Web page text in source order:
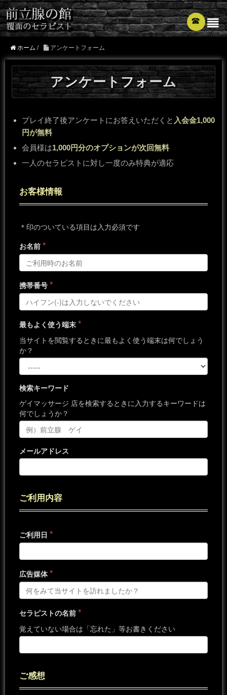
☎︎
ホーム / アンケートフォーム
アンケートフォーム
プレイ終了後アンケートにお答えいただくと 入会金1,000
円が無料
会員様は1,000円分のオプションが次回無料
一人のセラピストに対し一度のみ特典が適応
お客様情報
＊ 印のついている項目は入力必須です
お名前 *
携帯番号 *
最もよく使う端末 *
当サイトを閲覧するときに最もよく使う端末は何でしょう
か？
検索キーワード
ゲイマッサージ 店を検索するときに入力するキーワードは
何でしょうか？
メールアドレス
ご利用内容
ご利用日 *
広告媒体*
セラピストの名前 *
覚えていない場合は「忘れた」等お書きください
ご感想